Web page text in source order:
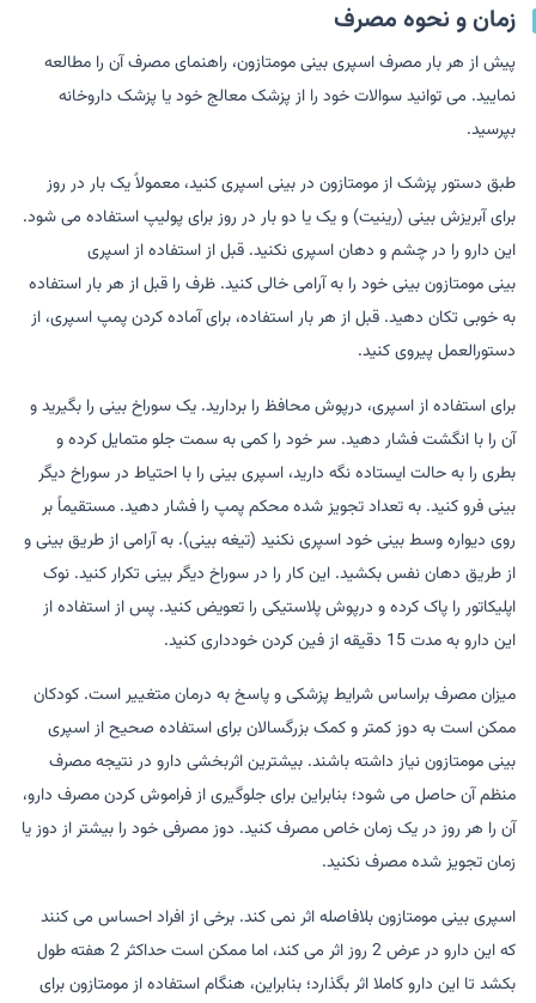
زمان و نحوه مصرف
پیش از هر بار مصرف اسپری بینی مومتازون، راهنمای مصرف آن را مطالعه
نمایید. می توانید سوالات خود را از پزشک معالج خود یا پزشک داروخانه
بپرسید.
طبق دستور پزشک از مومتازون در بینی اسپری کنید، معمولاً یک بار در روز
برای آبریزش بینی (رینیت) و یک یا دو بار در روز برای پولیپ استفاده می شود.
این دارو را در چشم و دهان اسپری نکنید. قبل از استفاده از اسپری
بینی مومتازون بینی خود را به آرامی خالی کنید. ظرف را قبل از هر بار استفاده
به خوبی تکان دهید. قبل از هر بار استفاده، برای آماده کردن پمپ اسپری، از
دستورالعمل پیروی کنید.
برای استفاده از اسپری، درپوش محافظ را بردارید. یک سوراخ بینی را بگیرید و
آن را با انگشت فشار دهید. سر خود را کمی به سمت جلو متمایل کرده و
بطری را به حالت ایستاده نگه دارید، اسپری بینی را با احتیاط در سوراخ دیگر
بینی فرو کنید. به تعداد تجویز شده محکم پمپ را فشار دهید. مستقیماً بر
روی دیواره وسط بینی خود اسپری نکنید (تیغه بینی). به آرامی از طریق بینی و
از طریق دهان نفس بکشید. این کار را در سوراخ دیگر بینی تکرار کنید. نوک
اپلیکاتور را پاک کرده و درپوش پلاستیکی را تعویض کنید. پس از استفاده از
این دارو به مدت 15 دقیقه از فین کردن خودداری کنید.
میزان مصرف براساس شرایط پزشکی و پاسخ به درمان متغییر است. کودکان
ممکن است به دوز کمتر و کمک بزرگسالان برای استفاده صحیح از اسپری
بینی مومتازون نیاز داشته باشند. بیشترین اثربخشی دارو در نتیجه مصرف
منظم آن حاصل می شود؛ بنابراین برای جلوگیری از فراموش کردن مصرف دارو،
آن را هر روز در یک زمان خاص مصرف کنید. دوز مصرفی خود را بیشتر از دوز یا
زمان تجویز شده مصرف نکنید.
اسپری بینی مومتازون بلافاصله اثر نمی کند. برخی از افراد احساس می کنند
که این دارو در عرض 2 روز اثر می کند، اما ممکن است حداکثر 2 هفته طول
بکشد تا این دارو کاملا اثر بگذارد؛ بنابراین، هنگام استفاده از مومتازون برای